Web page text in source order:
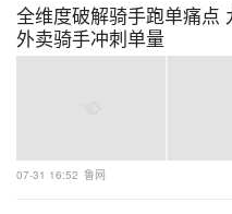
全维度破解骑手跑单痛点
外卖骑手冲刺单量
07-31 16:52 鲁网